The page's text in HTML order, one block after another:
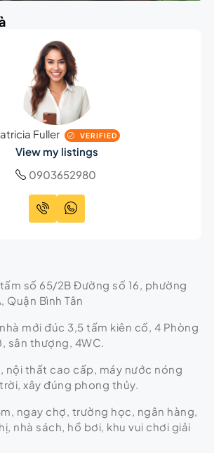
Fuller VERIFIED
View my listings
0903652980
số 65/2B Đường số 16, phường
Quận Bình Tân
mới đúc 3,5 tấm kiên cố, 4 Phòng
sân thượng, 4WC.
nội thất cao cấp, máy nước nóng
xây đúng phong thủy.
ngay chợ, trường học, ngân hàng,
nhà sách, hồ bơi, khu vui chơi giải